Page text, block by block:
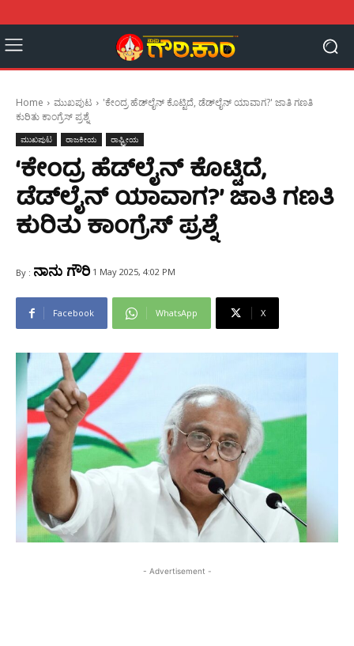
Home ಮುಖಪುಟ
'ಕೇಂದ್ರ ಹೆಡ್‌ಲೈನ್ ಕೊಟ್ಟಿದೆ, ಡೆಡ್‌ಲೈನ್ ಯಾವಾಗ?' ಜಾತಿ ಗಣತಿ
ಕುರಿತು ಕಾಂಗ್ರೆಸ್ ಪ್ರಶ್ನೆ
ಮುಖಪುಟ ರಾಜಕೀಯ ರಾಷ್ಟ್ರೀಯ
‘ಕೇಂದ್ರ ಹೆಡ್‌ಲೈನ್ ಕೊಟ್ಟಿದೆ,
ಡೆಡ್‌ಲೈನ್ ಯಾವಾಗ?’ ಜಾತಿ ಗಣತಿ
ಕುರಿತು ಕಾಂಗ್ರೆಸ್ ಪ್ರಶ್ನೆ
By : ನಾನು ಗೌರಿ 1 May 2025, 4:02 PM
Facebook WhatsApp X
- Advertisement -